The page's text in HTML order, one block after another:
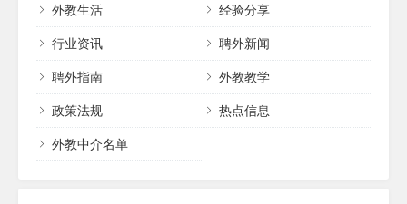
汇聚中外精英，以专业知识与技能，高效服
务各类客户。我们整合国内外资源，发...
示，外地外教则通过电话或网络面试。我们
杜绝随意推荐，确保深入了解每位外教的背
景与期望。我们对外教候选人要求严格，必
须是来自英美加澳等母语国家的专业人士，
持有相关教师资格证，并拥有至少两年教学
经验。在服务期间，无论何种原因解约，我
外教生活
经验分享
行业资讯
聘外新闻
聘外指南
外教教学
政策法规
热点信息
外教中介名单